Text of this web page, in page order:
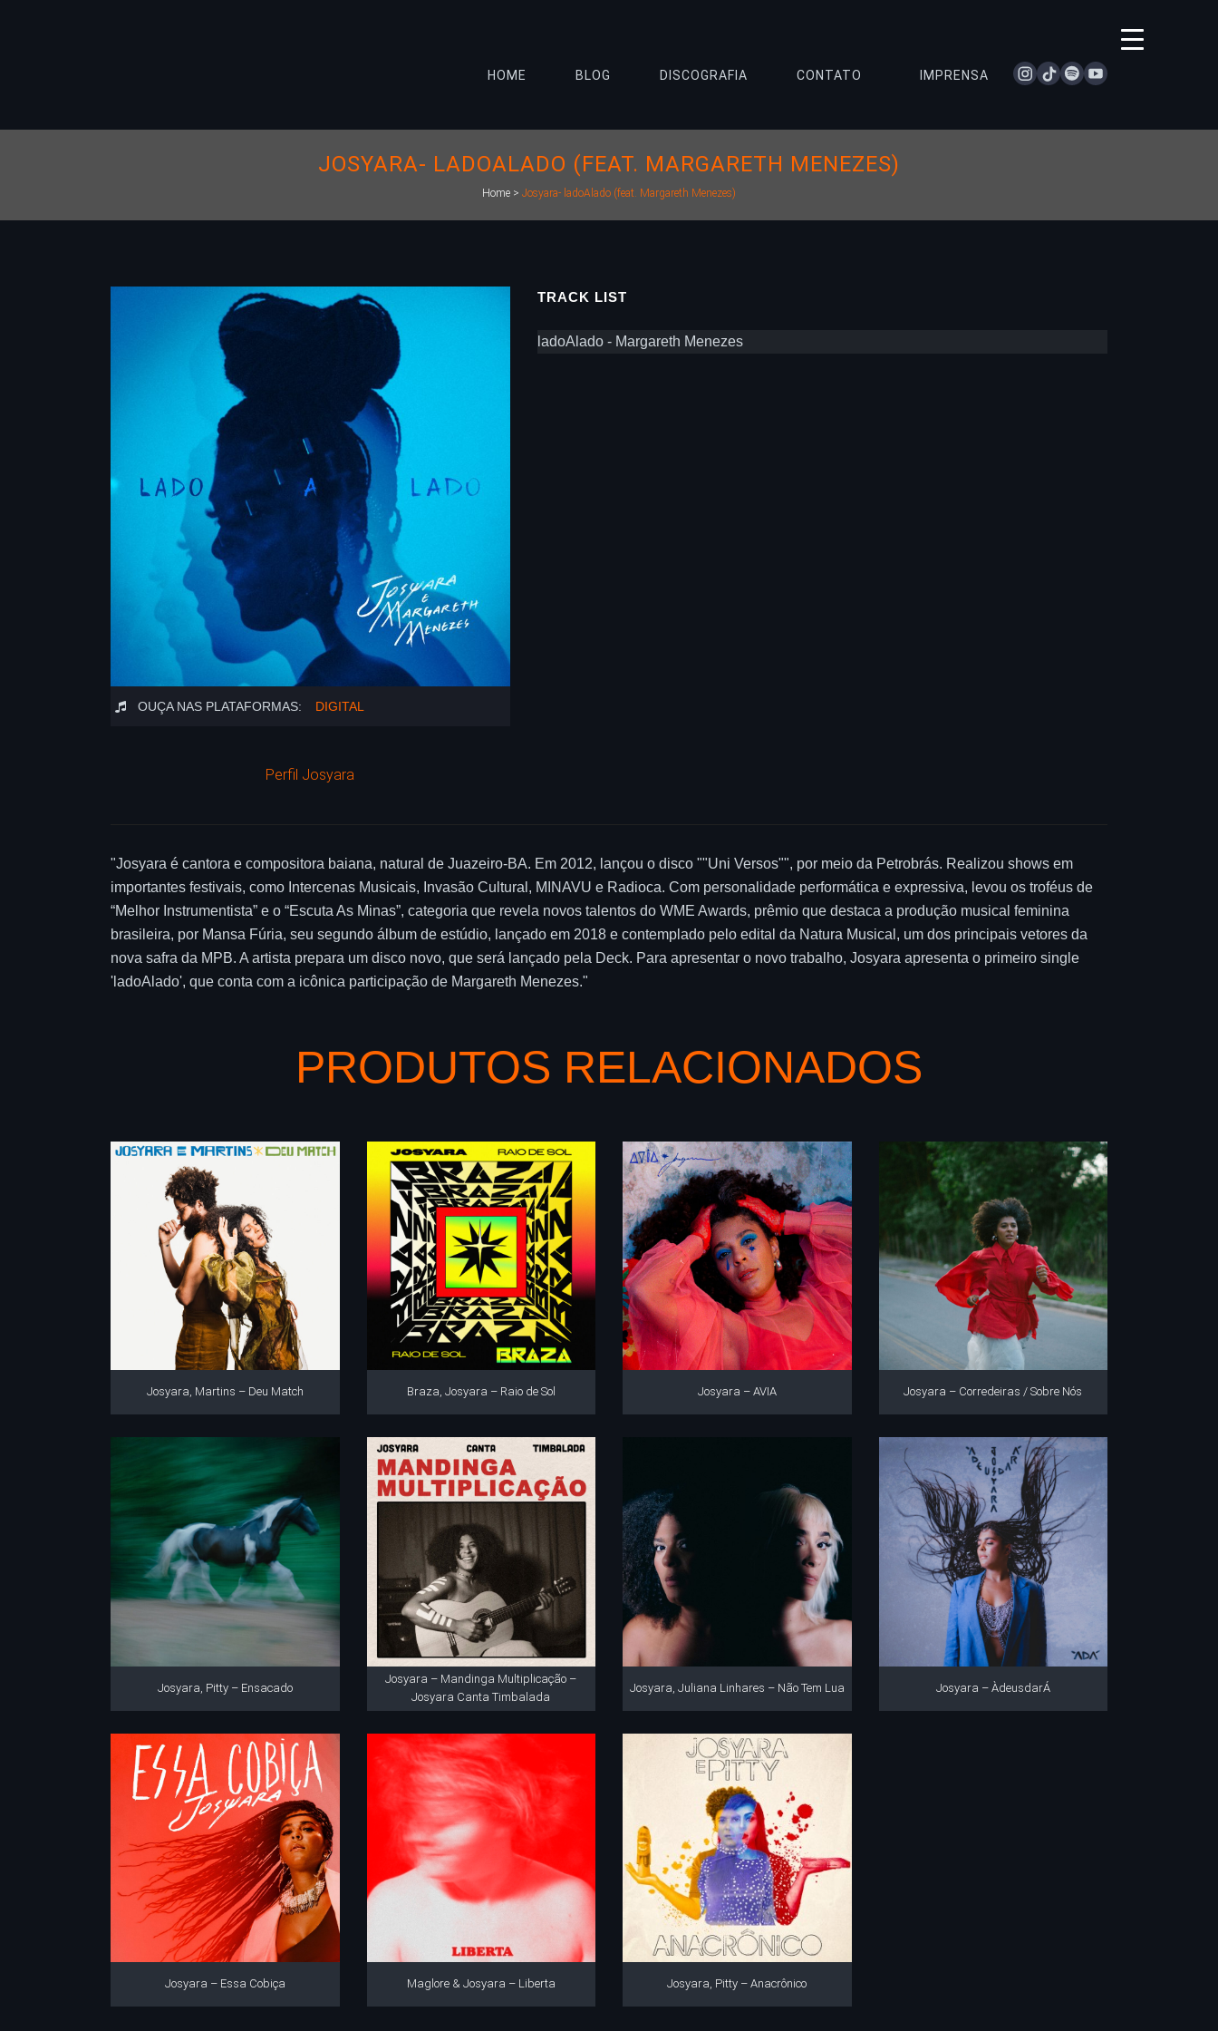
instagram
tiktokspotifyyoutube
HOME BLOG DISCOGRAFIA CONTATO IMPRENSA
JOSYARA- LADOALADO (FEAT. MARGARETH MENEZES)
Home > Josyara- ladoAlado (feat. Margareth Menezes)
OUÇA NAS PLATAFORMAS: DIGITAL
Perfil Josyara
TRACK LIST
ladoAlado - Margareth Menezes
"Josyara é cantora e compositora baiana, natural de Juazeiro-BA. Em 2012, lançou o disco ""Uni Versos"", por meio da Petrobrás. Realizou shows em
importantes festivais, como Intercenas Musicais, Invasão Cultural, MINAVU e Radioca. Com personalidade performática e expressiva, levou os troféus de
“Melhor Instrumentista” e o “Escuta As Minas”, categoria que revela novos talentos do WME Awards, prêmio que destaca a produção musical feminina
brasileira, por Mansa Fúria, seu segundo álbum de estúdio, lançado em 2018 e contemplado pelo edital da Natura Musical, um dos principais vetores da
nova safra da MPB. A artista prepara um disco novo, que será lançado pela Deck. Para apresentar o novo trabalho, Josyara apresenta o primeiro single
'ladoAlado', que conta com a icônica participação de Margareth Menezes."
PRODUTOS RELACIONADOS
Josyara, Martins – Deu Match Braza, Josyara – Raio de Sol Josyara – AVIA Josyara – Corredeiras / Sobre Nós
Josyara, Pitty – Ensacado
Josyara – Mandinga Multiplicação –
Josyara Canta Timbalada
Josyara, Juliana Linhares – Não Tem Lua Josyara – ÀdeusdarÁ
Josyara – Essa Cobiça Maglore & Josyara – Liberta Josyara, Pitty – Anacrônico